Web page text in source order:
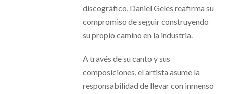
discográfico, Daniel Geles reafirma su
compromiso de seguir construyendo
su propio camino en la industria.
A través de su canto y sus
composiciones, el artista asume la
responsabilidad de llevar con inmenso